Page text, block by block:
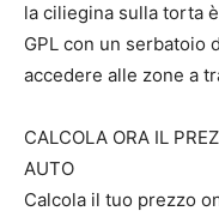
la ciliegina sulla torta
GPL con un serbatoio
accedere alle zone a
CALCOLA ORA IL
AUTO
Calcola il tuo prezzo